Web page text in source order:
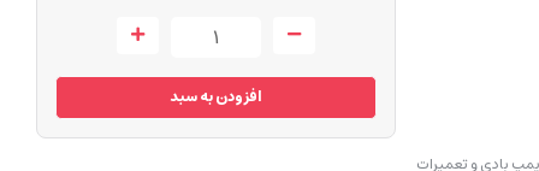
بادی و تعمیرات
افزودن به سبد